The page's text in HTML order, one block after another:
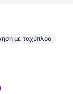
με ταχύπλοο